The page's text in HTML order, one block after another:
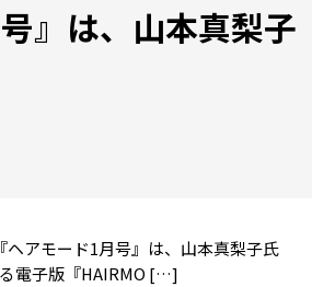
』は、山本真梨子
アモード1月号』は、山本真梨子氏
電子版『HAIRMO […]